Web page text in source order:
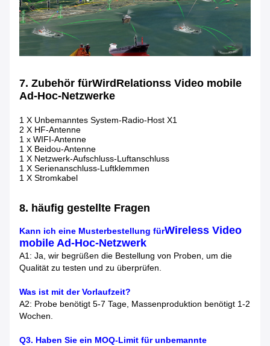
7. Zubehör fürWirdRelationss Video mobile
Ad-Hoc-Netzwerke
1 X Unbemanntes System-Radio-Host X1
2 X HF-Antenne
1 x WIFI-Antenne
1 X Beidou-Antenne
1 X Netzwerk-Aufschluss-Luftanschluss
1 X Serienanschluss-Luftklemmen
1 X Stromkabel
8. häufig gestellte Fragen
Kann ich eine Musterbestellung fürWireless Video
mobile Ad-Hoc-Netzwerk
A1: Ja, wir begrüßen die Bestellung von Proben, um die
Qualität zu testen und zu überprüfen.
Was ist mit der Vorlaufzeit?
A2: Probe benötigt 5-7 Tage, Massenproduktion benötigt 1-2
Wochen.
Q3. Haben Sie ein MOQ-Limit für unbemannte